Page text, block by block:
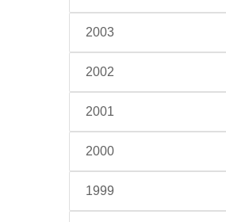
2003
2002
2001
2000
1999